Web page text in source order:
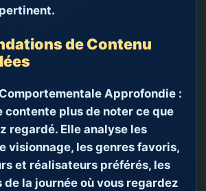
de Contenu
Approfondie :
contente plus de noter ce que
regardé. Elle analyse les
visionnage, les genres favoris,
et réalisateurs préférés, les
de la journée où vous regardez